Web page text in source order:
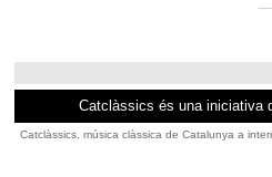
Catclàssics és una iniciativa
Catclàssics, música clàssica de Catalunya a